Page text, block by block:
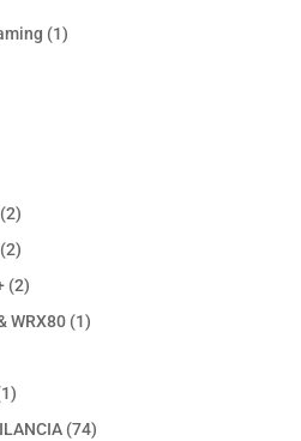
11
22
productos
22
productos
22
productos
WRX80 11
11
producto7474